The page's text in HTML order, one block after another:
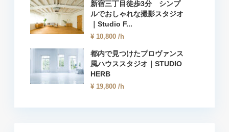
新宿三丁目徒歩3分 シンプ
ルでおしゃれな撮影スタジオ
｜Studio F...
¥ 10,800 /h
都内で見つけたプロヴァンス
風ハウススタジオ｜STUDIO
HERB
¥ 19,800 /h